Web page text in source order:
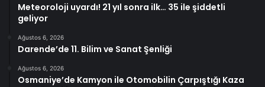
Meteoroloji uyardı! 21 yıl sonra ilk… 35 ile şiddetli
geliyor
Ağustos 6, 2026
Darende’de 11. Bilim ve Sanat Şenliği
Ağustos 6, 2026
Osmaniye’de Kamyon ile Otomobilin Çarpıştığı Kaza